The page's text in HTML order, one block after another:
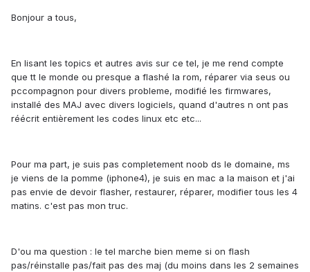
Bonjour a tous,
En lisant les topics et autres avis sur ce tel, je me rend compte
que tt le monde ou presque a flashé la rom, réparer via seus ou
pccompagnon pour divers probleme, modifié les firmwares,
installé des MAJ avec divers logiciels, quand d'autres n ont pas
réécrit entièrement les codes linux etc etc...
Pour ma part, je suis pas completement noob ds le domaine, ms
je viens de la pomme (iphone4), je suis en mac a la maison et j'ai
pas envie de devoir flasher, restaurer, réparer, modifier tous les 4
matins. c'est pas mon truc.
D'ou ma question : le tel marche bien meme si on flash
pas/réinstalle pas/fait pas des maj (du moins dans les 2 semaines